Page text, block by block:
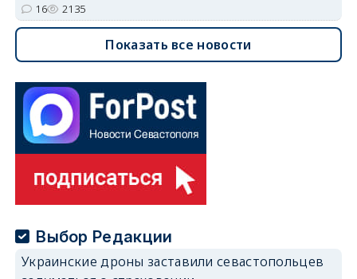
16 2135
Показать все новости
Выбор Редакции
Украинские дроны заставили севастопольцев